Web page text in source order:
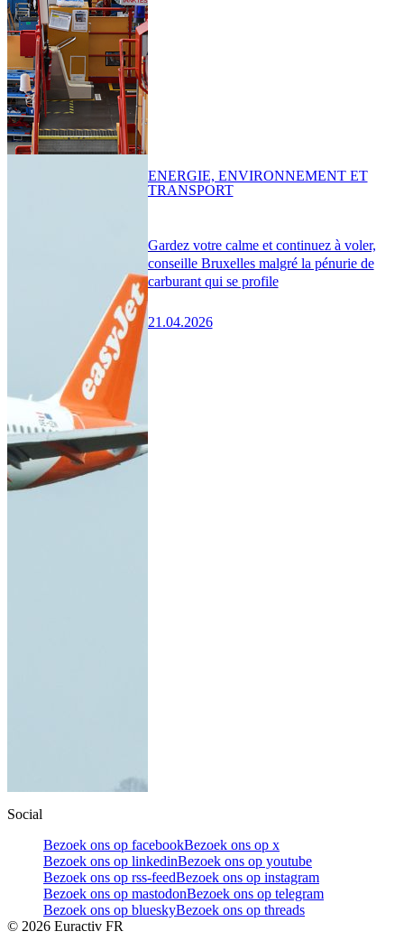
Gardez votre calme et continuez à voler,
conseille Bruxelles malgré la pénurie de
carburant qui se profile
21.04.2026
ENERGIE, ENVIRONNEMENT ET
TRANSPORT
Social
Bezoek ons op facebookBezoek ons op x
Bezoek ons op linkedinBezoek ons op youtube
Bezoek ons op rss-feedBezoek ons op instagram
Bezoek ons op mastodonBezoek ons op telegram
Bezoek ons op blueskyBezoek ons op threads
© 2026 Euractiv FR